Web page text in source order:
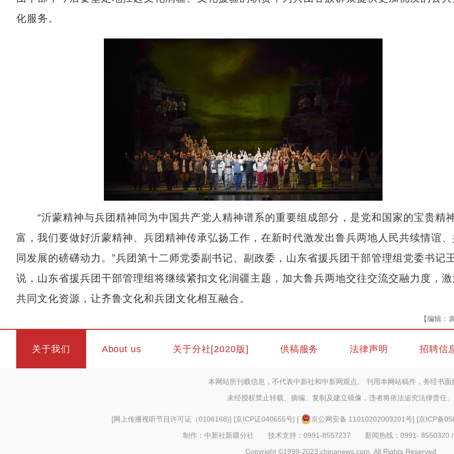
化服务。
“沂蒙精神与兵团精神同为中国共产党人精神谱系的重要组成部分，是党和国家的宝贵精
富，我们要做好沂蒙精神、兵团精神传承弘扬工作，在新时代激发出鲁兵两地人民共续情谊
同发展的磅礴动力。”兵团第十二师党委副书记、副政委，山东省援兵团干部管理组党委书记
说，山东省援兵团干部管理组将继续紧扣文化润疆主题，加大鲁兵两地交往交流交融力度，
共同文化资源，让齐鲁文化和兵团文化相互融合。
【编辑：
关于我们 About us 关于分社[2020版] 供稿服务 法律声明 招聘信
本网站所刊载信息，不代表中新社和中新网观点。 刊用本网站稿件，务经书面
未经授权禁止转载、摘编、复制及建立镜像，违者将依法追究法律责任。
[网上传播视听节目许可证（0106168)] [京ICP证040655号] [ 京公网安备 11010202009201号] [京ICP备
制作：中新社新疆分社 技术支持：0991-8557237 新闻热线：0991-
Copyright ©1999-2023 chinanews.com. All Rights Reserved